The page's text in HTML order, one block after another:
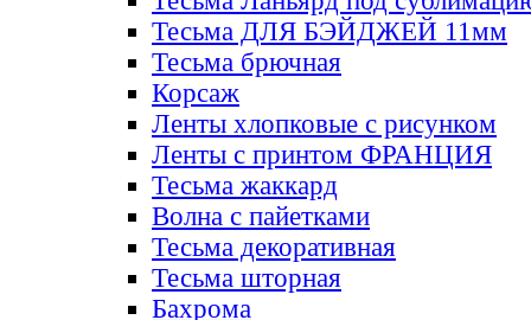
Тесьма ДЛЯ БЭЙДЖЕЙ 11мм
Тесьма брючная
Корсаж
Ленты хлопковые с рисунком
Ленты с принтом ФРАНЦИЯ
Тесьма жаккард
Волна с пайетками
Тесьма декоративная
Тесьма шторная
Бахрома